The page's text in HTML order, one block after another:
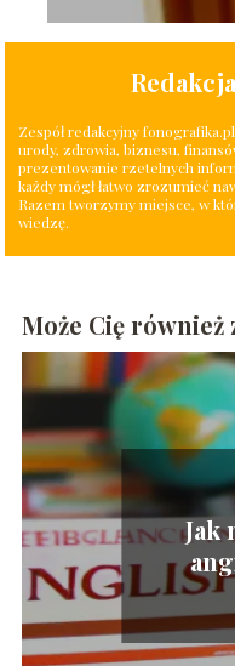
Zespół redakcyjny
urody, zdrowia, biznesu,
prezentowanie rzetelnych
każdy mógł łatwo zrozumieć
Razem tworzymy miejsce, w
wiedzę.
Może Cię również
Jak